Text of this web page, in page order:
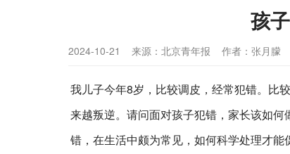
孩
2024-10-21 来源：北京青年报 作者：张月朦
我儿子今年8岁，比较调皮，经常犯错。比
来越叛逆。请问面对孩子犯错，家长该如何
错，在生活中颇为常见，如何科学处理才能